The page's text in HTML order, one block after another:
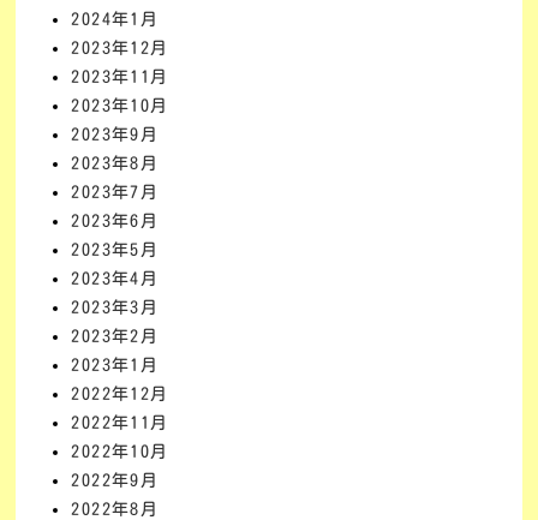
2024年1月
2023年12月
2023年11月
2023年10月
2023年9月
2023年8月
2023年7月
2023年6月
2023年5月
2023年4月
2023年3月
2023年2月
2023年1月
2022年12月
2022年11月
2022年10月
2022年9月
2022年8月